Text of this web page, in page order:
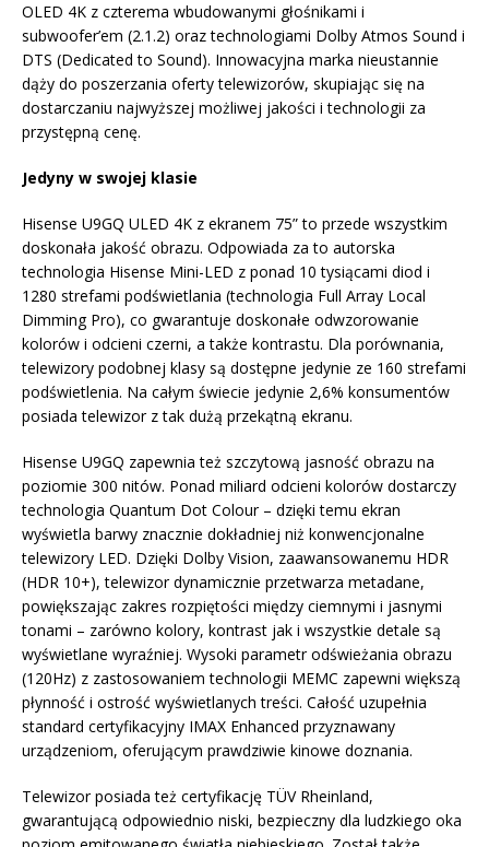
OLED 4K z czterema wbudowanymi głośnikami i
subwoofer’em (2.1.2) oraz technologiami Dolby Atmos Sound i
DTS (Dedicated to Sound). Innowacyjna marka nieustannie
dąży do poszerzania oferty telewizorów, skupiając się na
dostarczaniu najwyższej możliwej jakości i technologii za
przystępną cenę.
Jedyny w swojej klasie
Hisense U9GQ ULED 4K z ekranem 75” to przede wszystkim
doskonała jakość obrazu. Odpowiada za to autorska
technologia Hisense Mini-LED z ponad 10 tysiącami diod i
1280 strefami podświetlania (technologia Full Array Local
Dimming Pro), co gwarantuje doskonałe odwzorowanie
kolorów i odcieni czerni, a także kontrastu. Dla porównania,
telewizory podobnej klasy są dostępne jedynie ze 160 strefami
podświetlenia. Na całym świecie jedynie 2,6% konsumentów
posiada telewizor z tak dużą przekątną ekranu.
Hisense U9GQ zapewnia też szczytową jasność obrazu na
poziomie 300 nitów. Ponad miliard odcieni kolorów dostarczy
technologia Quantum Dot Colour – dzięki temu ekran
wyświetla barwy znacznie dokładniej niż konwencjonalne
telewizory LED. Dzięki Dolby Vision, zaawansowanemu HDR
(HDR 10+), telewizor dynamicznie przetwarza metadane,
powiększając zakres rozpiętości między ciemnymi i jasnymi
tonami – zarówno kolory, kontrast jak i wszystkie detale są
wyświetlane wyraźniej. Wysoki parametr odświeżania obrazu
(120Hz) z zastosowaniem technologii MEMC zapewni większą
płynność i ostrość wyświetlanych treści. Całość uzupełnia
standard certyfikacyjny IMAX Enhanced przyznawany
urządzeniom, oferującym prawdziwie kinowe doznania.
Telewizor posiada też certyfikację TÜV Rheinland,
gwarantującą odpowiednio niski, bezpieczny dla ludzkiego oka